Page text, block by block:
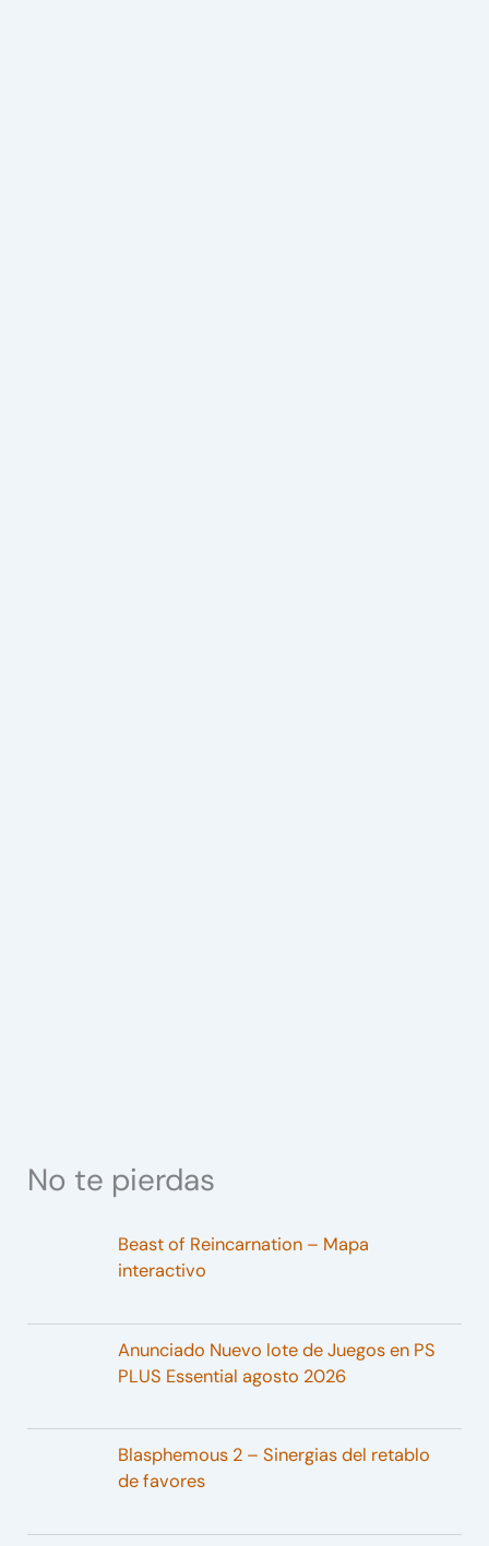
No te pierdas
Beast of Reincarnation – Mapa
interactivo
Anunciado Nuevo lote de Juegos en PS
PLUS Essential agosto 2026
Blasphemous 2 – Sinergias del retablo
de favores